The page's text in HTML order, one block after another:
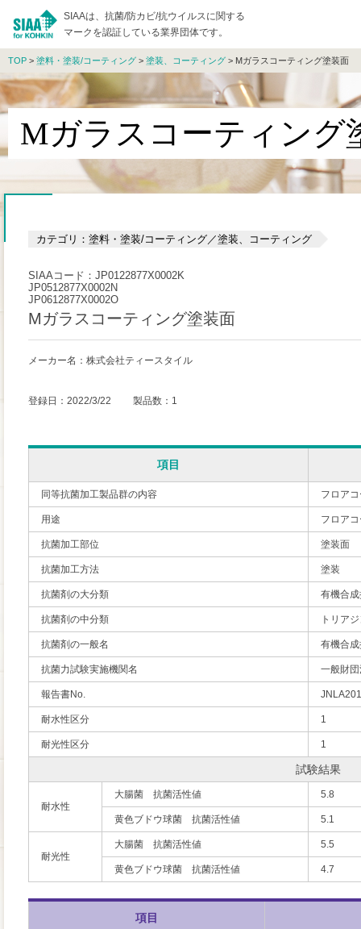
SIAAは、抗菌/防カビ/抗ウイルスに関する
マークを認証している業界団体です。
TOP > 塗料・塗装/コーティング > 塗装、コーティング > Mガラスコーティング塗装面
Mガラスコーティング
カテゴリ：塗料・塗装/コーティング／塗装、コーティング
SIAAコード：JP0122877X0002K
JP0512877X0002N
JP0612877X0002O
Mガラスコーティング塗装面
メーカー名：株式会社ティースタイル
登録日：2022/3/22 製品数：1
項目
同等抗菌加工製品群の内容 フロア
用途 フロア
抗菌加工部位 塗装面
抗菌加工方法 塗装
抗菌剤の大分類 有機合
抗菌剤の中分類 トリア
抗菌剤の一般名 有機合
抗菌力試験実施機関名 一般財
報告書No.
耐水性区分 1
耐光性区分 1
試験結果
耐水性
大腸菌 抗菌活性値 5.8
黄色ブドウ球菌 抗菌活性値 5.1
耐光性
大腸菌 抗菌活性値 5.5
黄色ブドウ球菌 抗菌活性値 4.7
項目